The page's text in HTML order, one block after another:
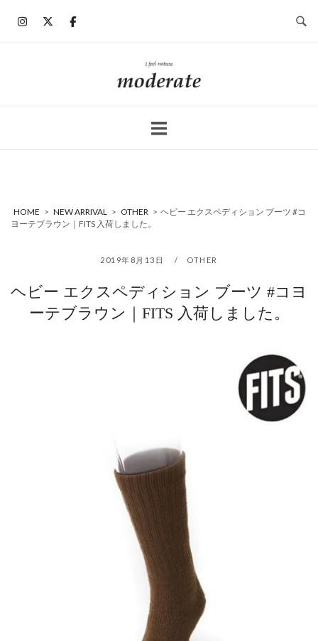
ホ
ー
HOME > NEW ARRIVAL > OTHER > ヘビー エクスペディション ブーツ #コ
ヨーテブラウン｜FITS 入荷しました。
2019年8月13日 OTHER
ヘビー エクスペディション ブーツ #コヨ
ーテブラウン｜FITS 入荷しました。